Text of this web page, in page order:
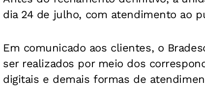
dia 24 de julho, com atendimento ao
Em comunicado aos clientes, o
ser realizados por meio dos
digitais e demais formas de